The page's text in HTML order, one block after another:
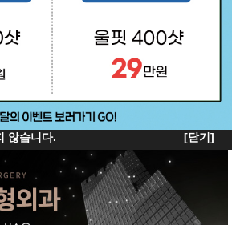
않습니다. [닫기]